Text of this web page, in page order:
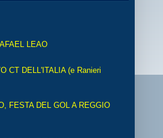
LEAO
CT DELL'ITALIA (e Ranieri
FESTA DEL GOL A REGGIO